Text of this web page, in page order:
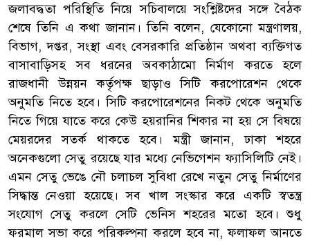
জলাবদ্ধতা পরিস্থিতি নিয়ে সচিবালয়ে সংশ্লিষ্টদের সঙ্গে বৈঠক
শেষে তিনি এ কথা জানান। তিনি বলেন, যেকোনো মন্ত্রণালয়,
বিভাগ, দপ্তর, সংস্থা এবং বেসরকারি প্রতিষ্ঠান অথবা ব্যক্তিগত
বাসাবাড়িসহ সব ধরনের অবকাঠামো নির্মাণ করতে হলে
রাজধানী উন্নয়ন কর্তৃপক্ষ ছাড়াও সিটি করপোরেশন থেকে
অনুমতি নিতে হবে। সিটি করপোরেশনের নিকট থেকে অনুমতি
নিতে গিয়ে যাতে করে কেউ হয়রানির শিকার না হয় সে বিষয়ে
মেয়রদের সতর্ক থাকতে হবে। মন্ত্রী জানান, ঢাকা শহরে
অনেকগুলো সেতু রয়েছে যার মধ্যে নেভিগেশন ফ্যাসিলিটি নেই।
এমন সেতু ভেঙে নৌ চলাচল সুবিধা রেখে নতুন সেতু নির্মাণের
সিদ্ধান্ত নেওয়া হয়েছে। সব খাল সংস্কার করে একটি স্বতন্ত্র
সংযোগ সেতু করলে সেটি ভেনিস শহরের মতো হবে। শুধু
ফরমাল সভা করে পরিকল্পনা করলে হবে না, ফলাফল আনতে